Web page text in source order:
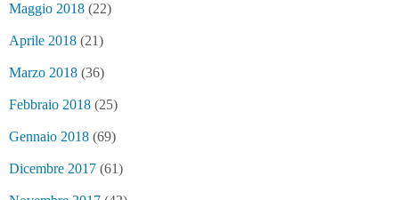
Maggio 2018 (22)
Aprile 2018 (21)
Marzo 2018 (36)
Febbraio 2018 (25)
Gennaio 2018 (69)
Dicembre 2017 (61)